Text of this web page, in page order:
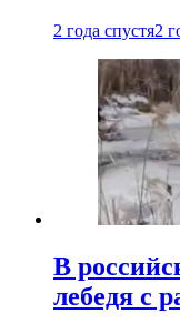
2 года спустя2
В
лебедя с